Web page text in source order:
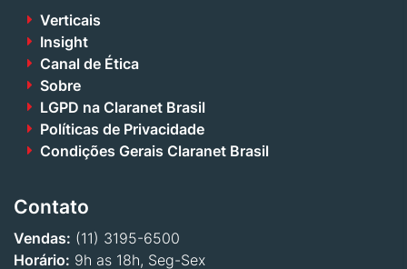
Verticais
Insight
Canal de Ética
Sobre
LGPD na Claranet Brasil
Políticas de Privacidade
Condições Gerais Claranet Brasil
Contato
Vendas: (11) 3195-6500
Horário: 9h as 18h, Seg-Sex